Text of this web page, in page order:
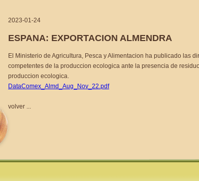
2023-01-24
ESPANA: EXPORTACION ALMENDRA
El Ministerio de Agricultura, Pesca y Alimentacion ha publicado las
competentes de la produccion ecologica ante la presencia de
produccion ecologica.
DataComex_Almd_Aug_Nov_22.pdf
volver ...